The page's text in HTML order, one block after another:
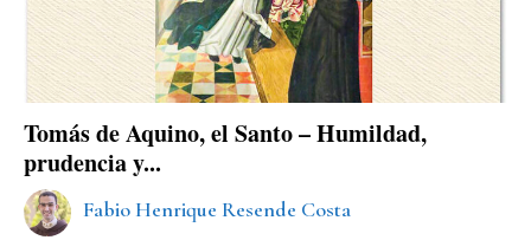
Tomás de Aquino, el Santo – Humildad,
prudencia y...
Fabio Henrique Resende Costa